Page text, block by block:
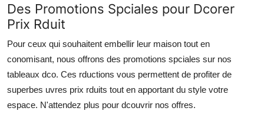
Des Promotions Spciales pour Dcorer
Prix Rduit
Pour ceux qui souhaitent embellir leur maison tout en
conomisant, nous offrons des promotions spciales sur nos
tableaux dco. Ces rductions vous permettent de profiter de
superbes uvres prix rduits tout en apportant du style votre
espace. N'attendez plus pour dcouvrir nos offres.